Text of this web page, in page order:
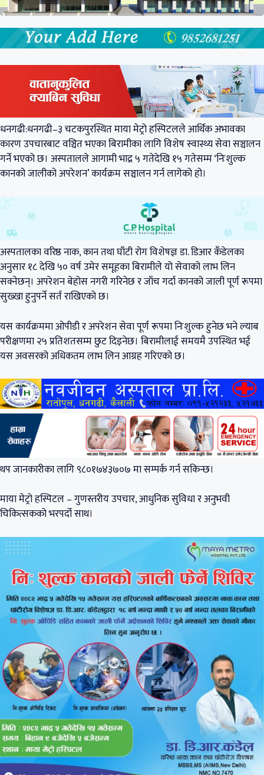
धनगढी:धनगढी–३ चटकपुरस्थित माया मेट्रो हस्पिटलले आर्थिक अभावका
कारण उपचारबाट वञ्चित भएका बिरामीका लागि विशेष स्वास्थ्य सेवा सञ्चालन
गर्ने भएको छ। अस्पतालले आगामी भाद्र ५ गतेदेखि १५ गतेसम्म ‘निःशुल्क
कानको जालीको अपरेशन’ कार्यक्रम सञ्चालन गर्न लागेको हो।
अस्पतालका वरिष्ठ नाक, कान तथा घाँटी रोग विशेषज्ञ डा. डिआर कँडेलका
अनुसार १८ देखि ५० वर्ष उमेर समूहका बिरामीले यो सेवाको लाभ लिन
सक्नेछन्। अपरेशन बेहोस नगरी गरिनेछ र जाँच गर्दा कानको जाली पूर्ण रूपमा
सुख्खा हुनुपर्ने सर्त राखिएको छ।
यस कार्यक्रममा ओपीडी र अपरेशन सेवा पूर्ण रूपमा निःशुल्क हुनेछ भने ल्याब
परीक्षणमा २५ प्रतिशतसम्म छुट दिइनेछ। बिरामीलाई समयमै उपस्थित भई
यस अवसरको अधिकतम लाभ लिन आग्रह गरिएको छ।
थप जानकारीका लागि ९८०१७४३७०७ मा सम्पर्क गर्न सकिन्छ।
माया मेट्रो हस्पिटल – गुणस्तरीय उपचार, आधुनिक सुविधा र अनुभवी
चिकित्सकको भरपर्दो साथ।